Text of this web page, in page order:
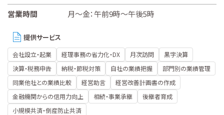
営業時間
月～金：午前9時～午後5時
提供サービス
会社設立・起業 経理事務の省力化・DX 月次訪問
黒字決算
決算・税務申告
納税・節税対策 自社の業績把握
部門別の業績管理
同業他社との業績比較
経営助言
経営改善計画書の作成
金融機関からの信用力向上
相続・事業承継
後継者育成
小規模共済・倒産防止共済